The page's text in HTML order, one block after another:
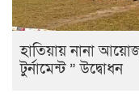
হাতিয়ায় নানা
টুর্নামেন্ট ” উদ্বোধন